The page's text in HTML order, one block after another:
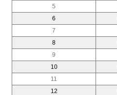
5
6
7
8
9
10
11
12